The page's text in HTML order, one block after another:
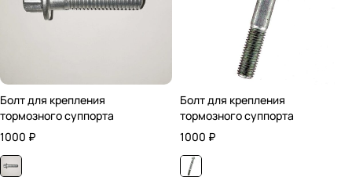
Болт для крепления
тормозного суппорта
1000 ₽
Болт для крепления
тормозного суппорта
1000 ₽